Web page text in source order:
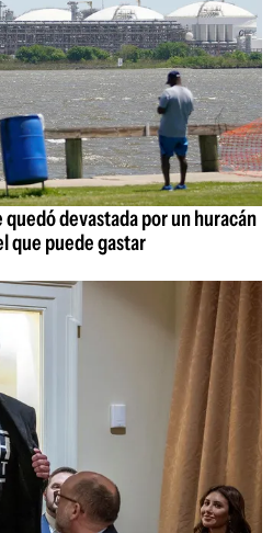
quedó devastada por un huracán
que puede gastar